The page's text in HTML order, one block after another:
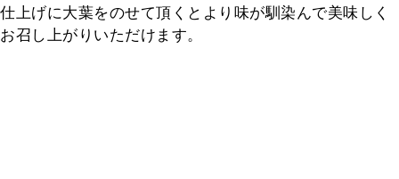
仕上げに大葉をのせて頂くとより味が馴染んで美味しく
お召し上がりいただけます。